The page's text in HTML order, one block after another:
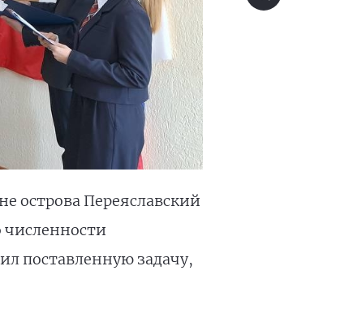
острова Переяславский
поставленную задачу,